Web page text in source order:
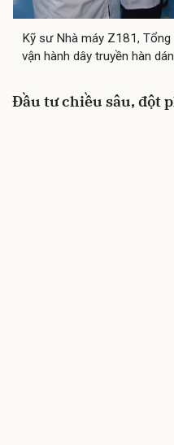
Kỹ sư Nhà máy Z181,
vận hành dây truyền hàn
Đầu tư chiều sâu, đột